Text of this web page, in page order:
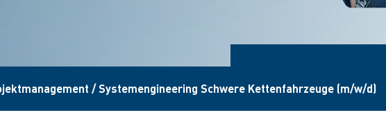
/ Systemengineering Schwere Kettenfahrzeuge (m/w/d)